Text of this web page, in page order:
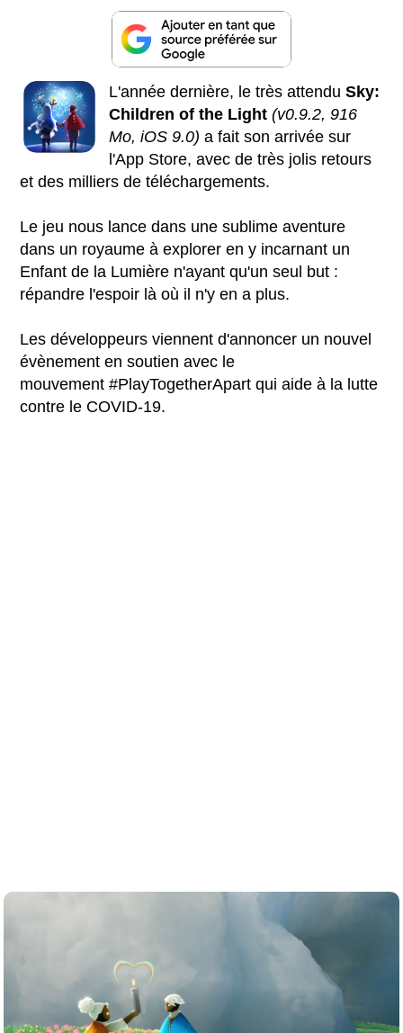
L'année dernière, le très attendu Sky:
Children of the Light (v0.9.2, 916
Mo, iOS 9.0)a fait son arrivée sur
l'App Store, avec de très jolis retours
et des milliers de téléchargements.
Le jeu nous lance dans une sublime aventure
dans un royaume à explorer en y incarnant un
Enfant de la Lumière n'ayant qu'un seul but :
répandre l'espoir là où il n'y en a plus.
Les développeurs viennent d'annoncer un nouvel
évènement en soutien avec le
mouvement #PlayTogetherApart qui aide à la lutte
contre le COVID-19.